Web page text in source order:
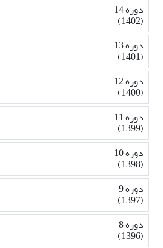
دوره 14
(1402)
دوره 13
(1401)
دوره 12
(1400)
دوره 11
(1399)
دوره 10
(1398)
دوره 9
(1397)
دوره 8
(1396)